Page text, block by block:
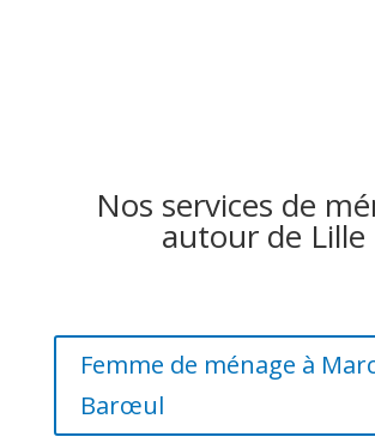
Nos services de
autour de Lille
Femme de ménage à
Barœul